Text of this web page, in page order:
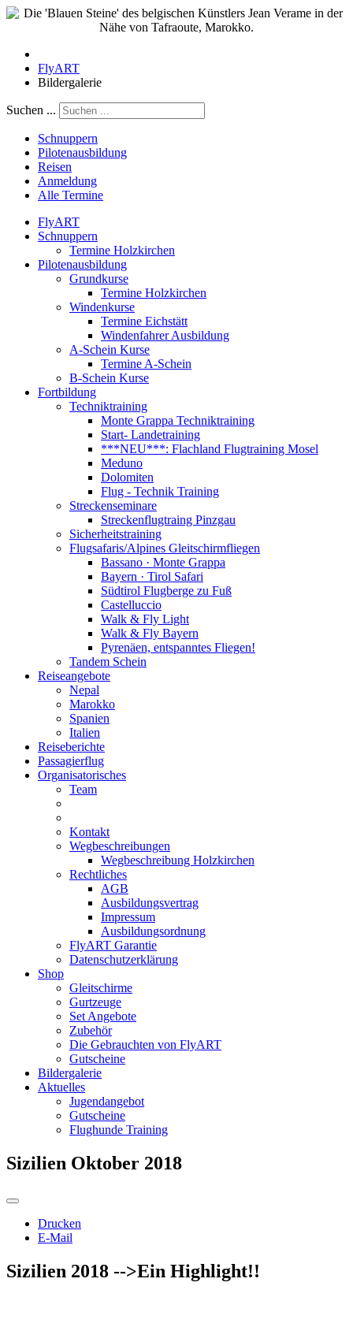
FlyART
Bildergalerie
Suchen ...
Schnuppern
Pilotenausbildung
Reisen
Anmeldung
Alle Termine
FlyART
Schnuppern
Termine Holzkirchen
Pilotenausbildung
Grundkurse
Termine Holzkirchen
Windenkurse
Termine Eichstätt
Windenfahrer Ausbildung
A-Schein Kurse
Termine A-Schein
B-Schein Kurse
Fortbildung
Techniktraining
Monte Grappa Techniktraining
Start- Landetraining
***NEU***: Flachland Flugtraining Mosel
Meduno
Dolomiten
Flug - Technik Training
Streckenseminare
Streckenflugtraing Pinzgau
Sicherheitstraining
Flugsafaris/Alpines Gleitschirmfliegen
Bassano · Monte Grappa
Bayern · Tirol Safari
Südtirol Flugberge zu Fuß
Castelluccio
Walk & Fly Light
Walk & Fly Bayern
Pyrenäen, entspanntes Fliegen!
Tandem Schein
Reiseangebote
Nepal
Marokko
Spanien
Italien
Reiseberichte
Passagierflug
Organisatorisches
Team
Kontakt
Wegbeschreibungen
Wegbeschreibung Holzkirchen
Rechtliches
AGB
Ausbildungsvertrag
Impressum
Ausbildungsordnung
FlyART Garantie
Datenschutzerklärung
Shop
Gleitschirme
Gurtzeuge
Set Angebote
Zubehör
Die Gebrauchten von FlyART
Gutscheine
Bildergalerie
Aktuelles
Jugendangebot
Gutscheine
Flughunde Training
Sizilien Oktober 2018
Drucken
E-Mail
Sizilien 2018 -->Ein Highlight!!